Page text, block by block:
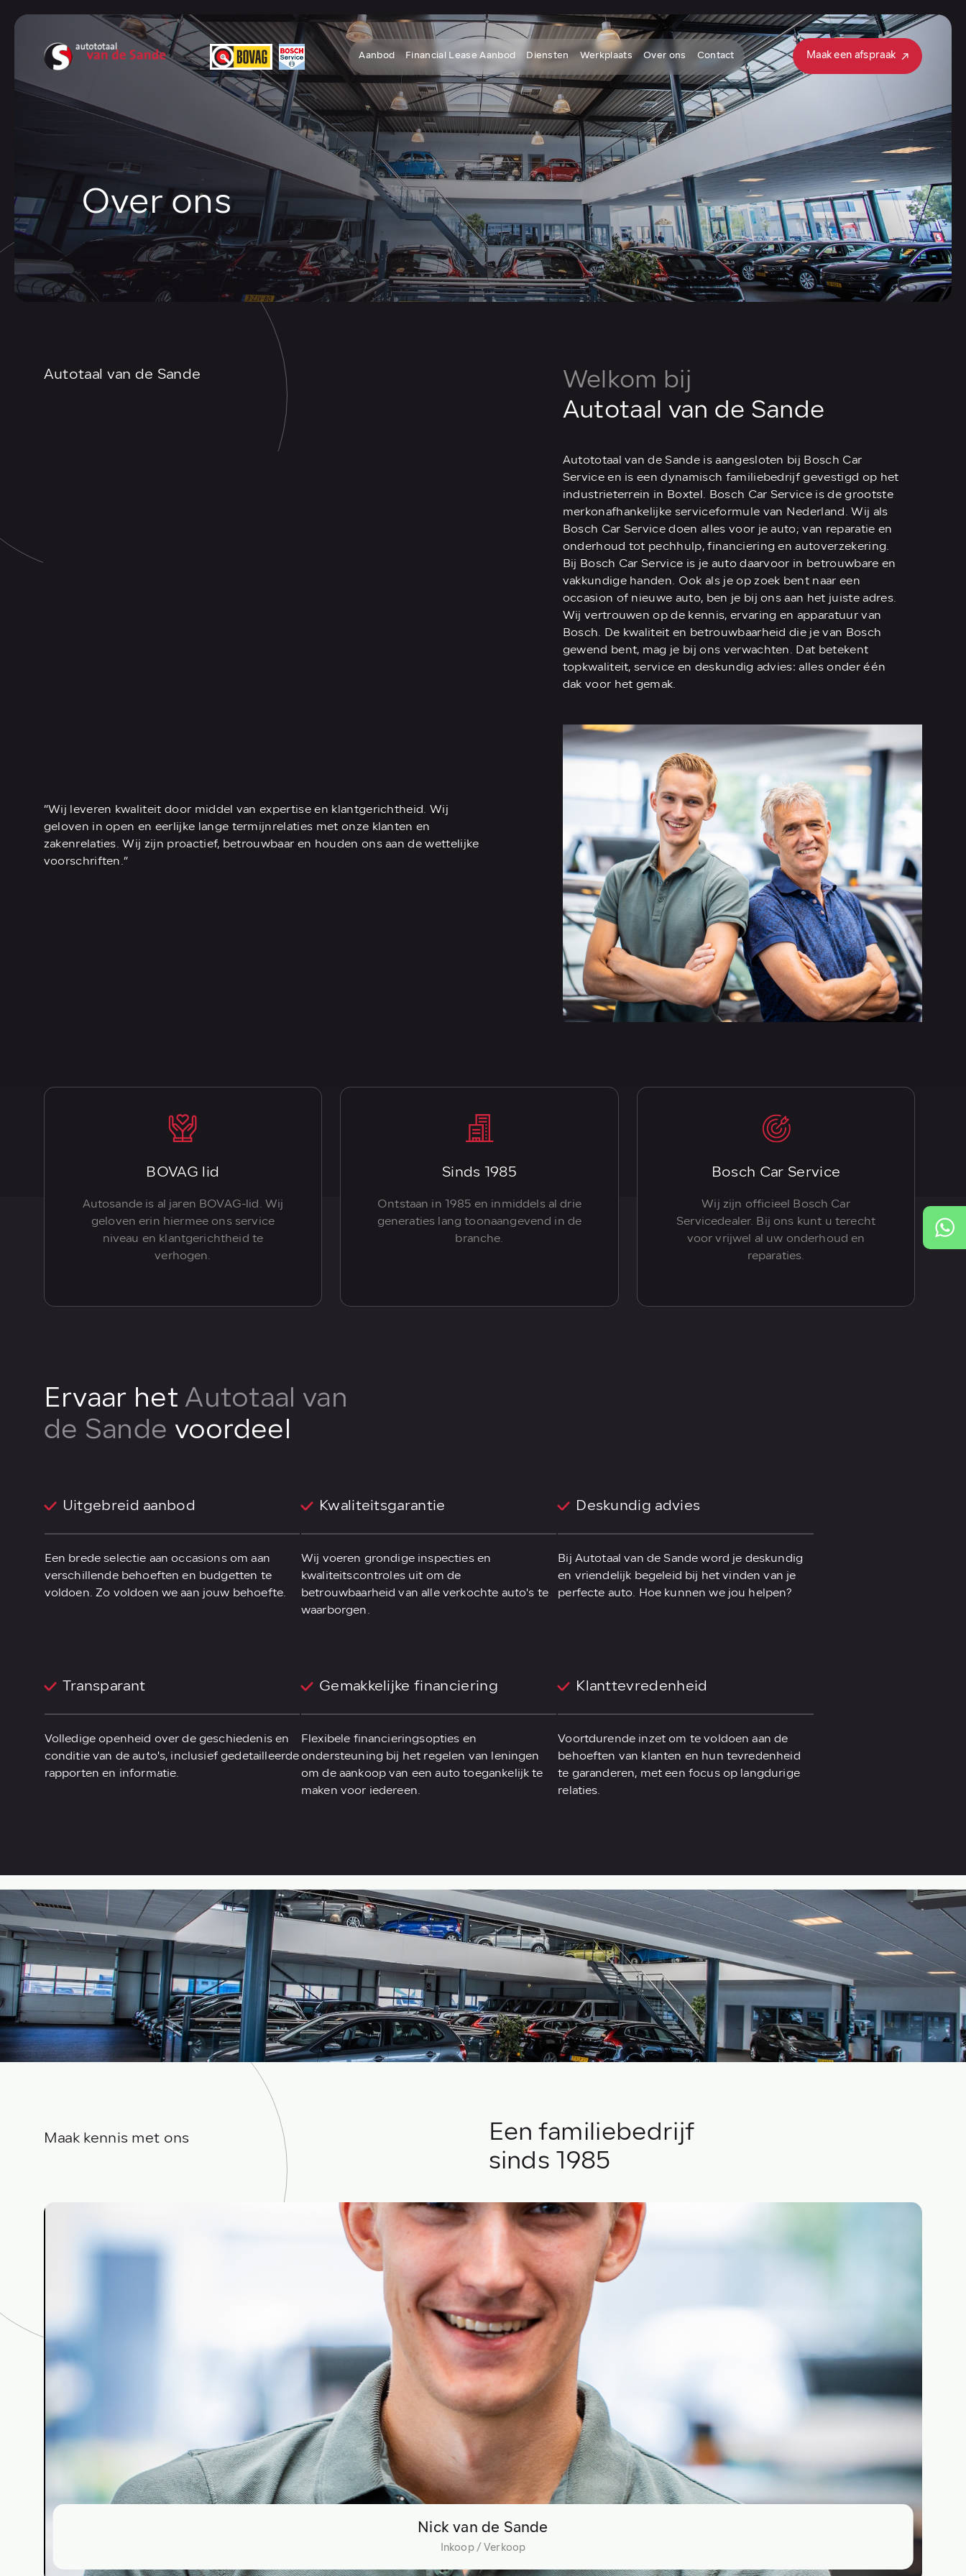
Aanbod Financial Lease Aanbod Diensten Werkplaats Over ons Contact Maak een afspraak
Over ons
Autotaal van de Sande
Welkom bij
Autotaal van de Sande
Autototaal van de Sande is aangesloten bij Bosch Car
Service en is een dynamisch familiebedrijf gevestigd op het
industrieterrein in Boxtel. Bosch Car Service is de grootste
merkonafhankelijke serviceformule van Nederland. Wij als
Bosch Car Service doen alles voor je auto; van reparatie en
onderhoud tot pechhulp, financiering en autoverzekering.
Bij Bosch Car Service is je auto daarvoor in betrouwbare en
vakkundige handen. Ook als je op zoek bent naar een
occasion of nieuwe auto, ben je bij ons aan het juiste adres.
Wij vertrouwen op de kennis, ervaring en apparatuur van
Bosch. De kwaliteit en betrouwbaarheid die je van Bosch
gewend bent, mag je bij ons verwachten. Dat betekent
topkwaliteit, service en deskundig advies: alles onder één
dak voor het gemak.
”Wij leveren kwaliteit door middel van expertise en klantgerichtheid. Wij
geloven in open en eerlijke lange termijnrelaties met onze klanten en
zakenrelaties. Wij zijn proactief, betrouwbaar en houden ons aan de wettelijke
voorschriften.”
BOVAG lid
Autosande is al jaren BOVAG-lid. Wij
geloven erin hiermee ons service
niveau en klantgerichtheid te
verhogen.
Sinds 1985
Ontstaan in 1985 en inmiddels al drie
generaties lang toonaangevend in de
branche.
Bosch Car Service
Wij zijn officieel Bosch Car
Servicedealer. Bij ons kunt u terecht
voor vrijwel al uw onderhoud en
reparaties.
Ervaar het Autotaal van
de Sande voordeel
Uitgebreid aanbod
Een brede selectie aan occasions om aan
verschillende behoeften en budgetten te
voldoen. Zo voldoen we aan jouw behoefte.
Kwaliteitsgarantie
Wij voeren grondige inspecties en
kwaliteitscontroles uit om de
betrouwbaarheid van alle verkochte auto's te
waarborgen.
Deskundig advies
Bij Autotaal van de Sande word je deskundig
en vriendelijk begeleid bij het vinden van je
perfecte auto. Hoe kunnen we jou helpen?
Transparant
Volledige openheid over de geschiedenis en
conditie van de auto's, inclusief gedetailleerde
rapporten en informatie.
Gemakkelijke financiering
Flexibele financieringsopties en
ondersteuning bij het regelen van leningen
om de aankoop van een auto toegankelijk te
maken voor iedereen.
Klanttevredenheid
Voortdurende inzet om te voldoen aan de
behoeften van klanten en hun tevredenheid
te garanderen, met een focus op langdurige
relaties.
Maak kennis met ons
Een familiebedrijf
sinds 1985
Nick van de Sande
Inkoop / Verkoop